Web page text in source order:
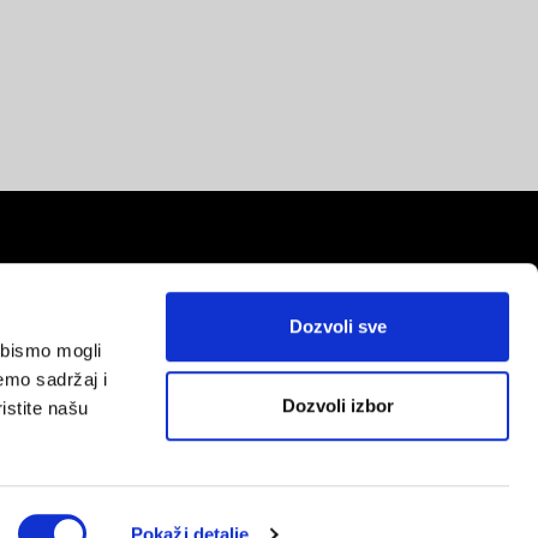
mogli
sadržaj i
našu
Pokaži detalje
Dozvoli sve
Dozvoli izbor